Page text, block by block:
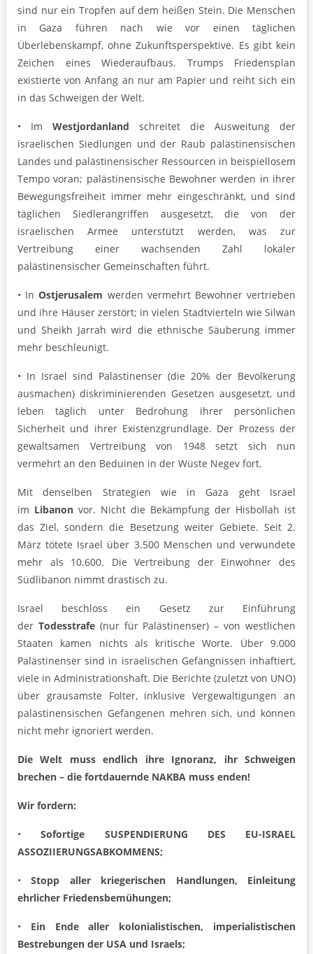
sind nur ein Tropfen auf dem heißen Stein. Die Menschen
in Gaza führen nach wie vor einen täglichen
Überlebenskampf, ohne Zukunftsperspektive. Es gibt kein
Zeichen eines Wiederaufbaus. Trumps Friedensplan
existierte von Anfang an nur am Papier und reiht sich ein
in das Schweigen der Welt.
• Im Westjordanland schreitet die Ausweitung der
israelischen Siedlungen und der Raub palästinensischen
Landes und palästinensischer Ressourcen in beispiellosem
Tempo voran; palästinensische Bewohner werden in ihrer
Bewegungsfreiheit immer mehr eingeschränkt, und sind
täglichen Siedlerangriffen ausgesetzt, die von der
israelischen Armee unterstützt werden, was zur
Vertreibung einer wachsenden Zahl lokaler
palästinensischer Gemeinschaften führt.
• InOstjerusalem werden vermehrt Bewohner vertrieben
und ihre Häuser zerstört; in vielen Stadtvierteln wie Silwan
und Sheikh Jarrah wird die ethnische Säuberung immer
mehr beschleunigt.
• In Israel sind Palästinenser (die 20% der Bevölkerung
ausmachen) diskriminierenden Gesetzen ausgesetzt, und
leben täglich unter Bedrohung ihrer persönlichen
Sicherheit und ihrer Existenzgrundlage. Der Prozess der
gewaltsamen Vertreibung von 1948 setzt sich nun
vermehrt an den Beduinen in der Wüste Negev fort.
Mit denselben Strategien wie in Gaza geht Israel
im Libanon vor. Nicht die Bekämpfung der Hisbollah ist
das Ziel, sondern die Besetzung weiter Gebiete. Seit 2.
März tötete Israel über 3.500 Menschen und verwundete
mehr als 10.600. Die Vertreibung der Einwohner des
Südlibanon nimmt drastisch zu.
Israel beschloss ein Gesetz zur Einführung
der Todesstrafe(nur für Palästinenser) – von westlichen
Staaten kamen nichts als kritische Worte. Über 9.000
Palästinenser sind in israelischen Gefängnissen inhaftiert,
viele in Administrationshaft. Die Berichte (zuletzt von UNO)
über grausamste Folter, inklusive Vergewaltigungen an
palästinensischen Gefangenen mehren sich, und können
nicht mehr ignoriert werden.
Die Welt muss endlich ihre Ignoranz, ihr Schweigen
brechen – die fortdauernde NAKBA muss enden!
Wir fordern:
• Sofortige SUSPENDIERUNG DES EU-ISRAEL
ASSOZIIERUNGSABKOMMENS;
• Stopp aller kriegerischen Handlungen, Einleitung
ehrlicher Friedensbemühungen;
• Ein Ende aller kolonialistischen, imperialistischen
Bestrebungen der USA und Israels;